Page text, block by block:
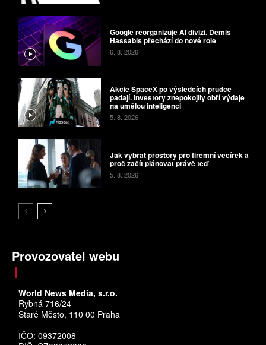
Google reorganizuje AI divizi. Demis
Hassabis přechází do nové role
6. 8. 2026
Akcie SpaceX po výsledcích prudce
padají. Investory znepokojily obří výdaje
na umělou inteligenci
5. 8. 2026
Jak vybrat prostory pro firemní večírek a
proč začít plánovat právě teď
5. 8. 2026
Provozovatel webu
World News Media, s.r.o.
Rybná 716/24
Staré Město, 110 00 Praha
IČO: 09372008